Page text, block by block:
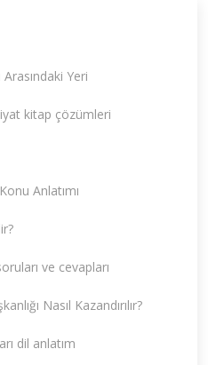
Yeri
kitap çözümleri
Anlatımı
ve cevapları
Nasıl Kazandırılır?
dil anlatım